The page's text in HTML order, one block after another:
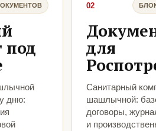
под
дню:
02
для
Санитарный
шашлычной:
договоры,
и